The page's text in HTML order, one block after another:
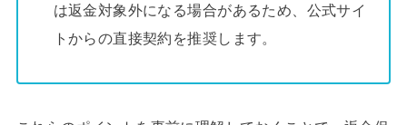
は返金対象外になる場合があるため、公式サイ
トからの直接契約を推奨します。